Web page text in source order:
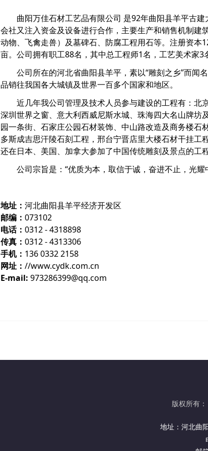
曲阳万佳石材工艺品有限公司 是92年曲阳县羊平古建
会社又注入资金及设备进行合作，主要生产和销售机制建
动物、飞禽走兽）及墓碑石、防腐工程用石等。注册资
亩。公司拥有职工88名，其中总工程师1名，工艺美术家
公司所在的河北省曲阳县羊平，素以“雕刻之乡”而闻
品销往我国各大城镇及世界一百多个国家和地区。
近几年我公司管理及技术人员参与建设的工程有：北
深圳世界之窗、意大利西威尼斯水城、珠海四大名山牌
园一条街、石家庄公园石材装饰、中山路改造及商务楼
多斯成吉思汗陵石刻工程，邢台宁晋店里大楼石材干挂
还在日本、美国、加拿大参加了中国传统雕刻及景点的工程
公司宗旨是：“优质为本，取信于诚，奋进不止，光耀
地址： 河北曲阳县羊平经济开发区
邮编： 073102
电话： 0312 - 4318898
传真： 0312 - 4313306
手机： 136 0332 2158
网址： //www.cydk.com.cn
E-mail: 973286399@qq.com
版权所有：
地址：河北曲